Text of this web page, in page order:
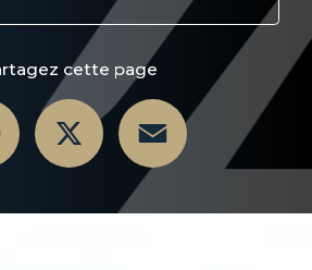
cette page
Facebook X Email